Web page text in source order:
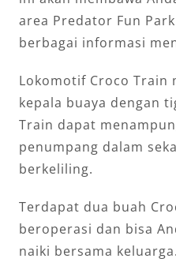
area Predator Fun
berbagai informasi
Lokomotif Croco Train
kepala buaya dengan
Train dapat
penumpang dalam
berkeliling.
Terdapat dua buah
beroperasi dan bisa
naiki bersama